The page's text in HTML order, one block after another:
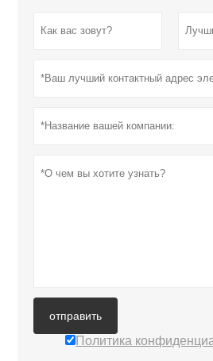
отправить
Политика